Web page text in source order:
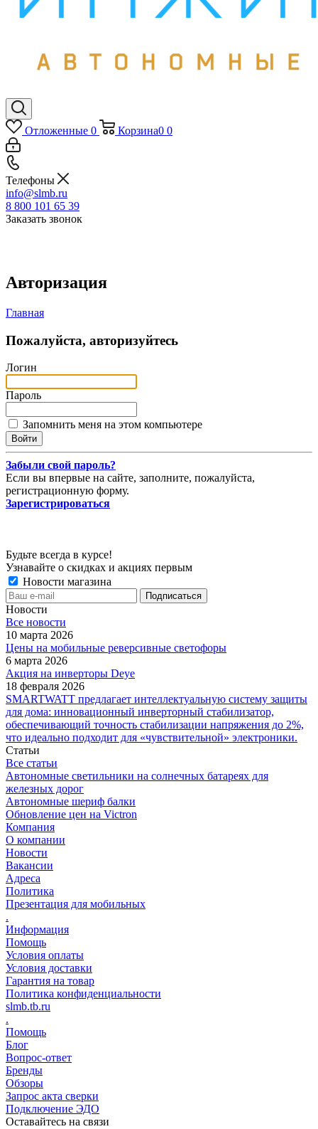
Отложенные 0 Корзина0 0
Телефоны
info@slmb.ru
8 800 101 65 39
Заказать звонок
Авторизация
Главная
Пожалуйста, авторизуйтесь
Логин
Пароль
Запомнить меня на этом компьютере
Забыли свой пароль?
Если вы впервые на сайте, заполните, пожалуйста,
регистрационную форму.
Зарегистрироваться
Будьте всегда в курсе!
Узнавайте о скидках и акциях первым
Новости магазина
Новости
Все новости
10 марта 2026
Цены на мобильные реверсивные светофоры
6 марта 2026
Акция на инверторы Deye
18 февраля 2026
SMARTWATT предлагает интеллектуальную систему защиты
для дома: инновационный инверторный стабилизатор,
обеспечивающий точность стабилизации напряжения до 2%,
что идеально подходит для «чувствительной» электроники.
Статьи
Все статьи
Автономные светильники на солнечных батареях для
железных дорог
Автономные шериф балки
Обновление цен на Victron
Компания
О компании
Новости
Вакансии
Адреса
Политика
Презентация для мобильных
.
Информация
Помощь
Условия оплаты
Условия доставки
Гарантия на товар
Политика конфиденциальности
slmb.tb.ru
.
Помощь
Блог
Вопрос-ответ
Бренды
Обзоры
Запрос акта сверки
Подключение ЭДО
Оставайтесь на связи